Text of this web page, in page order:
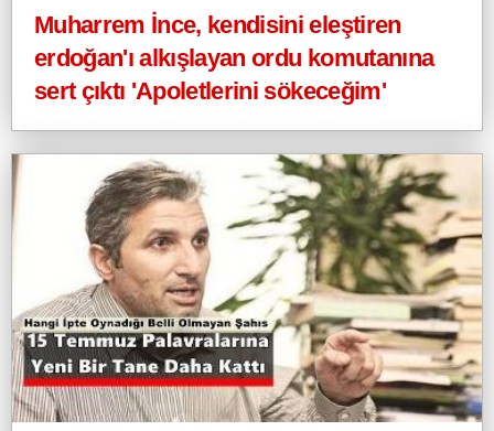
Muharrem İnce, kendisini eleştiren
erdoğan'ı alkışlayan ordu komutanına
sert çıktı 'Apoletlerini sökeceğim'